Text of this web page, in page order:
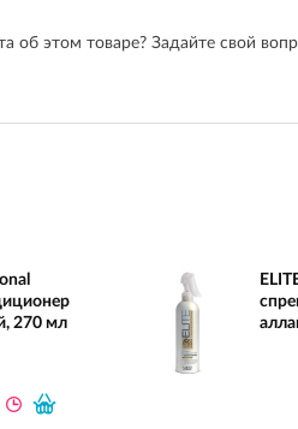
об этом товаре? Задайте свой
270 мл